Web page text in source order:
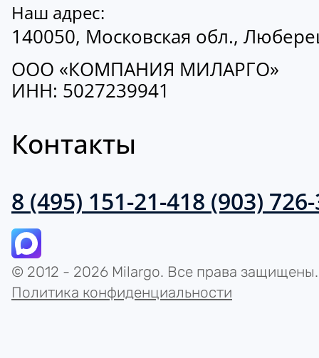
Наш адрес:
140050, Московская обл.,
ООО «КОМПАНИЯ МИЛАРГО»
ИНН: 5027239941
Контакты
8 (495) 151-21-418 (903)
© 2012 - 2026 Milargo. Все права защищены.
Политика конфиденциальности